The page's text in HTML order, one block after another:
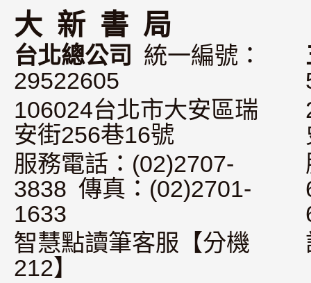
大 新 書 局
台北總公司
統一編號：
29522605
106024台北市大安區瑞
安街256巷16號
服務電話：(02)2707-
3838 傳真：(02)2701-
1633
智慧點讀筆客服【分機
212】